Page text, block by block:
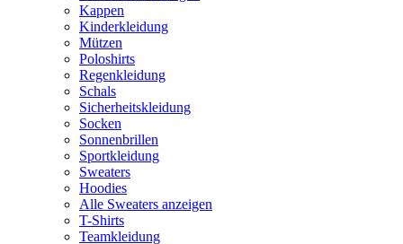
Kappen
Kinderkleidung
Mützen
Poloshirts
Regenkleidung
Schals
Sicherheitskleidung
Socken
Sonnenbrillen
Sportkleidung
Sweaters
Hoodies
Alle Sweaters anzeigen
T-Shirts
Teamkleidung